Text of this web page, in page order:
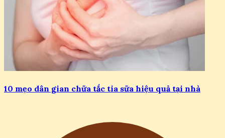
10 mẹo dân gian chữa tắc tia sữa hiệu quả tại nhà